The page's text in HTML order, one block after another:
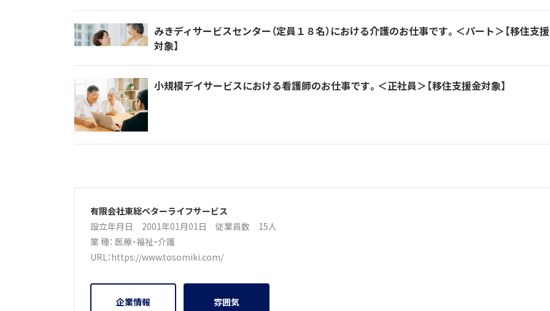
みきディサービスセンター（定員１８名）における介護のお仕事です。＜パート＞【移住支
対象】
小規模デイサービスにおける看護師のお仕事です。＜正社員＞【移住支援金対象】
有限会社東総ベターライフサービス
設立年月日 2001年01月01日 従業員数 15人
業 種： 医療・福祉・介護
URL：https://www.tosomiki.com/
企業情報 雰囲気